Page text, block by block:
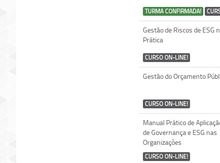
TURMA CONFIRMADA!
Gestão de Riscos de ESG
Prática
CURSO ON-LINE!
Gestão do Orçamento
CURSO ON-LINE!
Manual Prático de
de Governança e ESG nas
Organizações
CURSO ON-LINE!